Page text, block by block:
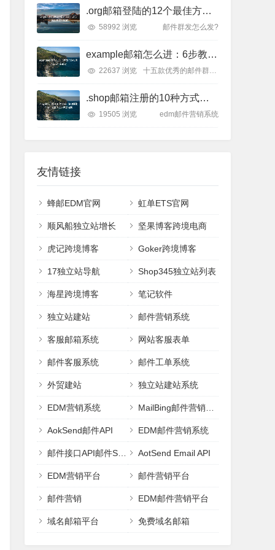
.org邮箱登陆的12个最佳方式：从账号找回到安全设置
58992 浏览 邮件群发怎么发?
example邮箱怎么进：6步教你轻松进入Example邮箱
22637 浏览 十五款优秀的邮件群发平台
.shop邮箱注册的10种方式：快速获取个性化邮箱地址的完整指南
19505 浏览 edm邮件营销系统
友情链接
蜂邮EDM官网 虹单ETS官网
顺风船独立站增长 坚果博客跨境电商
虎记跨境博客 Goker跨境博客
17独立站导航 Shop345独立站列表
海星跨境博客 笔记软件
独立站建站 邮件营销系统
客服邮箱系统 网站客服表单
邮件客服系统 邮件工单系统
外贸建站 独立站建站系统
EDM营销系统 MailBing邮件营销平台
AokSend邮件API EDM邮件营销系统
邮件接口API邮件SMTP AotSend Email API
EDM营销平台 邮件营销平台
邮件营销 EDM邮件营销平台
域名邮箱平台 免费域名邮箱